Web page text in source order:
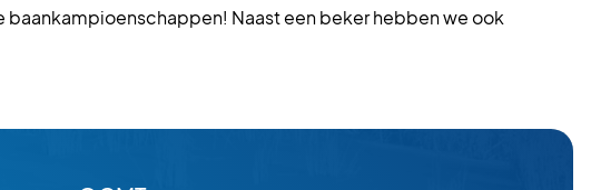
Naast een beker hebben we ook